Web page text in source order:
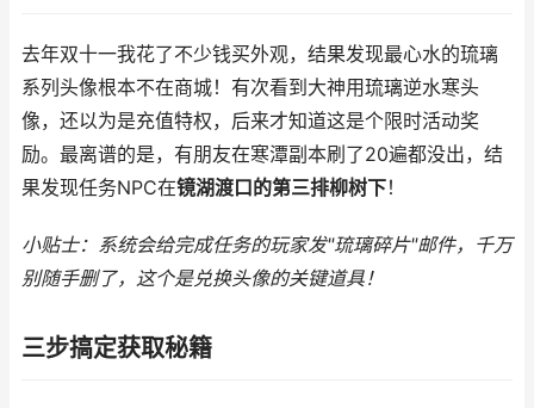
去年双十一我花了不少钱买外观，结果发现最心水的琉璃
系列头像根本不在商城！有次看到大神用琉璃逆水寒头
像，还以为是充值特权，后来才知道这是个限时活动奖
励。最离谱的是，有朋友在寒潭副本刷了20遍都没出，结
果发现任务NPC在镜湖渡口的第三排柳树下！
小贴士：系统会给完成任务的玩家发"琉璃碎片"邮件，千万
别随手删了，这个是兑换头像的关键道具！
三步搞定获取秘籍